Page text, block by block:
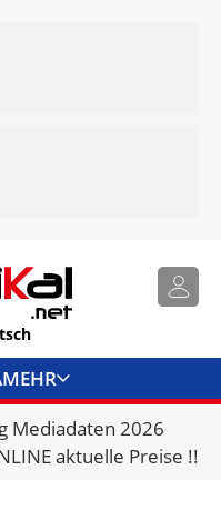
MEHR
Mediadaten 2026
aktuelle Preise !!